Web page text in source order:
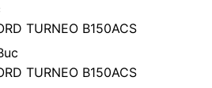
TURNEO B150ACS
TURNEO B150ACS